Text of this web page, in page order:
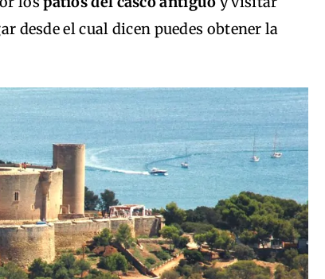
desde el cual dicen puedes obtener la